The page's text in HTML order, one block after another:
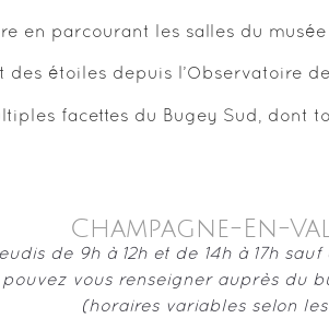
en parcourant les salles du
des étoiles depuis l’Observatoire
facettes du Bugey Sud, dont
Champagne-En-
de 9h à 12h et de 14h à 17h
vous renseigner auprès du
(horaires variables selon les